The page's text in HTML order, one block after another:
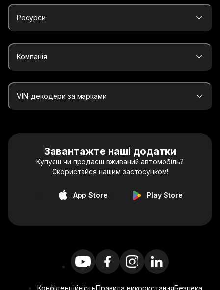
Ресурси
Компанія
VIN-декодери за марками
Завантажте наші додатки
Купуєш чи продаєш вживаний автомобіль?
Скористайся нашим застосунком!
App Store Play Store
КонфіденційністьПравила використанняБезпека